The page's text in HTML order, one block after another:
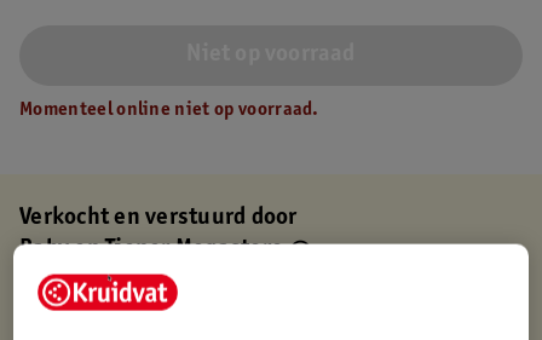
Momenteel online niet op voorraad.
Verkocht en verstuurd door
Baby en Tiener Megastore
Binnen 1 werkdag verstuurd